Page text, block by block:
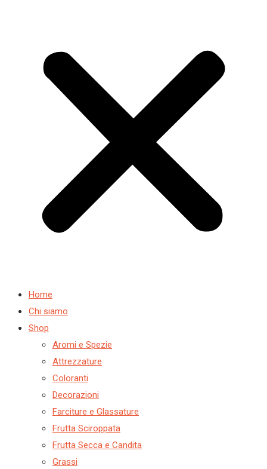
Home
Chi siamo
Shop
Aromi e Spezie
Attrezzature
Coloranti
Decorazioni
Farciture e Glassature
Frutta Sciroppata
Frutta Secca e Candita
Grassi